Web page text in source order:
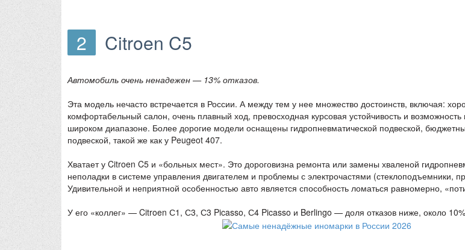
2 Citroen C5
Автомобиль очень ненадежен — 13% отказов.
Эта модель нечасто встречается в России. А между тем у нее множество достоинств, включая:
комфортабельный салон, очень плавный ход, превосходная курсовая устойчивость и
широком диапазоне. Более дорогие модели оснащены гидропневматической подвеской,
подвеской, такой же как у Peugeot 407.
Хватает у Citroen C5 и «больных мест». Это дороговизна ремонта или замены хваленой
неполадки в системе управления двигателем и проблемы с электрочастями (стеклоподъемники,
Удивительной и неприятной особенностью авто является способность ломаться равномерно,
У его «коллег» — Citroen С1, С3, С3 Picasso, С4 Picasso и Berlingo — доля отказов ниже, около